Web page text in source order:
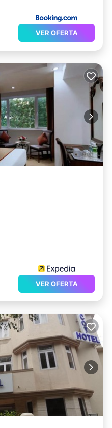
VER OFERTA
VER OFERTA